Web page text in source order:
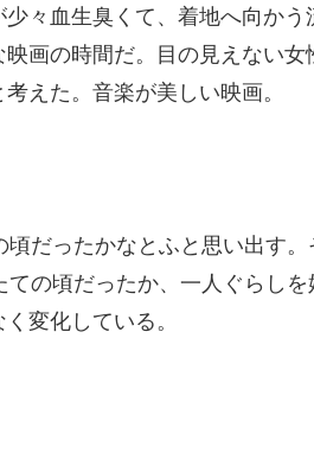
々血生臭くて、着地へ向かう
画の時間だ。目の見えない
えた。音楽が美しい映画。
だったかなとふと思い出す
の頃だったか、一人ぐらし
変化している。